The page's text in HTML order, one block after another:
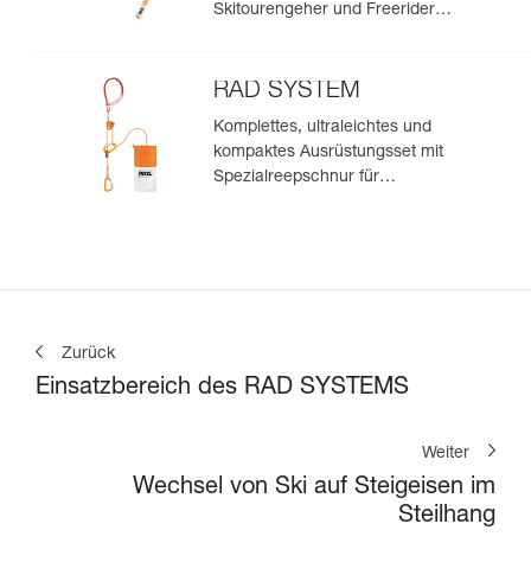
Skitourengeher und Freerider
Gletscher, um eine Spaltenzone
RAD SYSTEM
Komplettes, ultraleichtes und
kompaktes Ausrüstungsset mit
Spezialreepschnur für
Zurück
Einsatzbereich des RAD SYSTEMS
Weiter
Wechsel von Ski auf Steigeisen im
Steilhang